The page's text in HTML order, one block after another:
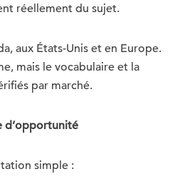
réellement du sujet.
aux États-Unis et en Europe.
mais le vocabulaire et la
par marché.
d’opportunité
simple :